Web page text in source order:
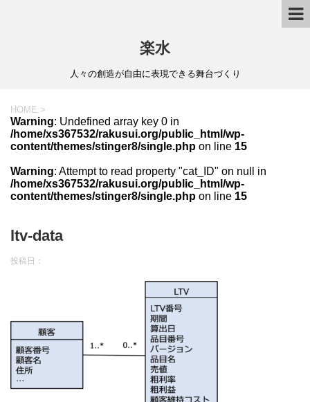
楽水
人々の創造が自由に表現できる舞台づくり
HOME >
Warning: Undefined array key 0 in
/home/xs367532/rakusui.org/public_html/wp-
content/themes/stinger8/single.php on line 15
Warning: Attempt to read property "cat_ID" on null in
/home/xs367532/rakusui.org/public_html/wp-
content/themes/stinger8/single.php on line 15
ltv-data
投稿日：